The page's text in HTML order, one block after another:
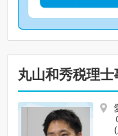
丸山和秀税理士